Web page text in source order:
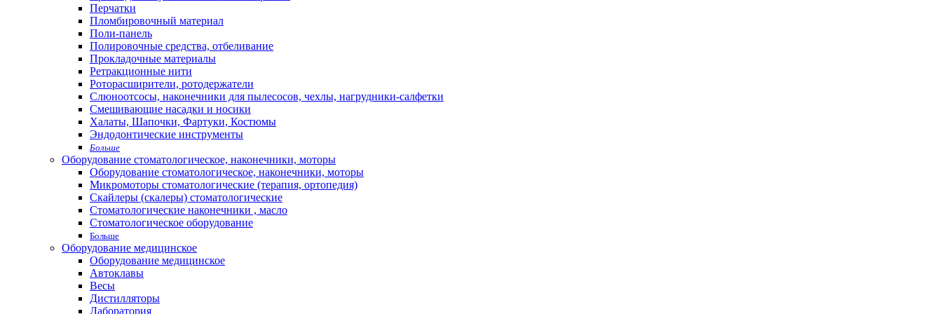
Перчатки
Пломбировочный материал
Поли-панель
Полировочные средства, отбеливание
Прокладочные материалы
Ретракционные нити
Роторасширители, ротодержатели
Слюноотсосы, наконечники для пылесосов, чехлы, нагрудники-салфетки
Смешивающие насадки и носики
Халаты, Шапочки, Фартуки, Костюмы
Эндодонтические инструменты
Больше
Оборудование стоматологическое, наконечники, моторы
Оборудование стоматологическое, наконечники, моторы
Микромоторы стоматологические (терапия, ортопедия)
Скайлеры (скалеры) стоматологические
Стоматологические наконечники , масло
Стоматологическое оборудование
Больше
Оборудование медицинское
Оборудование медицинское
Автоклавы
Весы
Дистилляторы
Лаборатория